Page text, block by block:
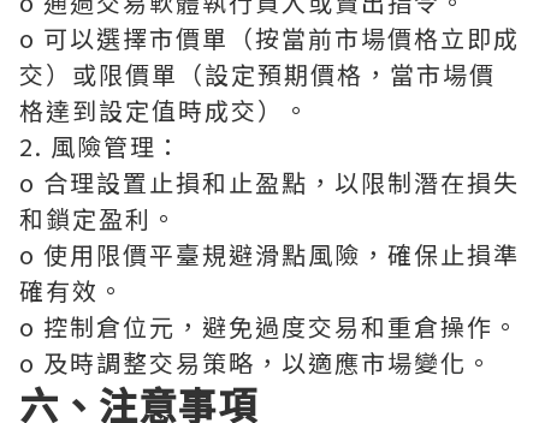
o 可以選擇市價單（按當前市場價格立即成
交）或限價單（設定預期價格，當市場價
格達到設定值時成交）。
2. 風險管理：
o 合理設置止損和止盈點，以限制潛在損失
和鎖定盈利。
o 使用限價平臺規避滑點風險，確保止損準
確有效。
o 控制倉位元，避免過度交易和重倉操作。
o 及時調整交易策略，以適應市場變化。
六、注意事項